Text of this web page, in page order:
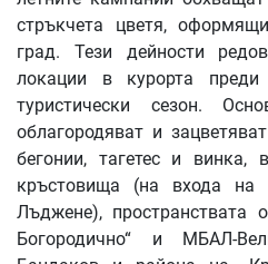
стръкчета цветя,
град. Тези дейности
локации в курорта
туристически сезон.
облагородяват и
бегонии, тагетес и винка,
кръстовища (на входа
Лъджене), пространствата
Богородично“ и МБАЛ-